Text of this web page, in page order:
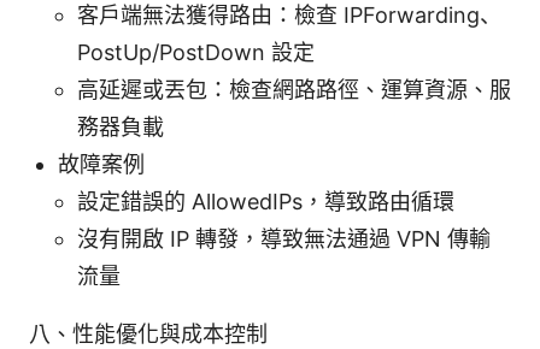
客戶端無法獲得路由：檢查 IPForwarding、
PostUp/PostDown 設定
高延遲或丟包：檢查網路路徑、運算資源、服
務器負載
故障案例
設定錯誤的 AllowedIPs，導致路由循環
沒有開啟 IP 轉發，導致無法通過 VPN 傳輸
流量
八、性能優化與成本控制